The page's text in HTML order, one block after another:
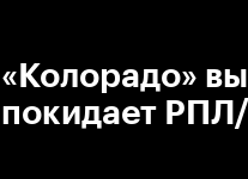
«Колорадо»
покидает